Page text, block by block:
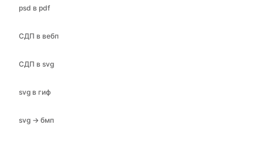
psd в pdf
СДП в вебп
СДП в svg
svg в гиф
svg → бмп